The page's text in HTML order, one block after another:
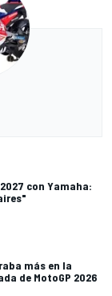
con Yamaha:
más en la
de MotoGP 2026